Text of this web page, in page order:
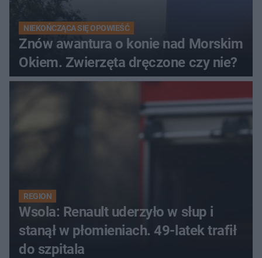
NIEKOŃCZĄCA SIĘ OPOWIEŚĆ
Znów awantura o konie nad Morskim
Okiem. Zwierzęta dręczone czy nie?
REGION
Wsola: Renault uderzyło w słup i
stanął w płomieniach. 49-latek trafił
do szpitala